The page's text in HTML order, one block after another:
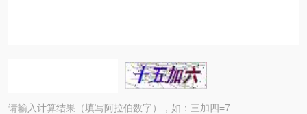
请输入计算结果（填写阿拉伯数字），如：三加四=7